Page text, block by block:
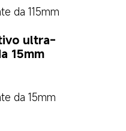
da 115mm
ultra-
15mm
da 15mm